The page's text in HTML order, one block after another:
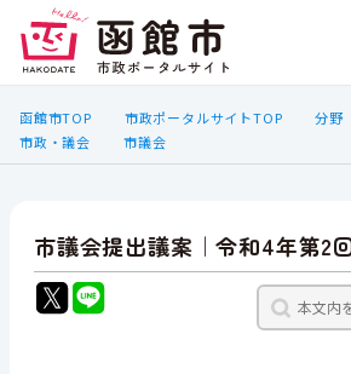
函館市TOP 市政ポータルサイトTOP
分野
市政・議会
市議会
市議会提出議案｜令和4年第2